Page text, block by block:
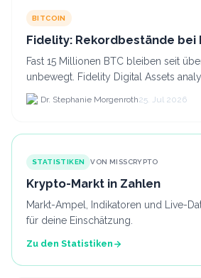
BITCOIN
Fidelity: Rekordbestände
Fast 15 Millionen BTC bleiben seit
unbewegt. Fidelity Digital Assets
Anlegerüberzeugung trotz
BTC-Preis.
Dr. Stephanie Morgenroth25. Jul 2026
STATISTIKEN VON MISSCRYPTO
Krypto-Markt in Zahlen
Markt-Ampel, Indikatoren und Live-
für deine Einschätzung.
Zu den Statistiken